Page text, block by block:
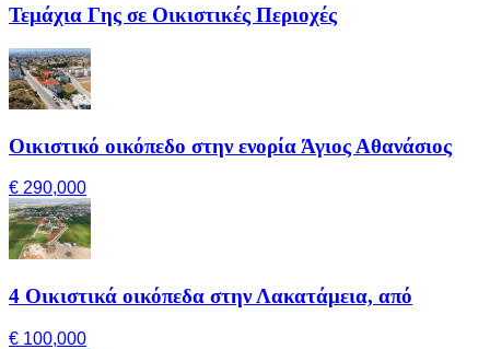
Τεμάχια Γης σε Οικιστικές Περιοχές
Οικιστικό οικόπεδο στην ενορία Άγιος Αθανάσιος
€ 290,000
4 Οικιστικά οικόπεδα στην Λακατάμεια, από
€ 100,000